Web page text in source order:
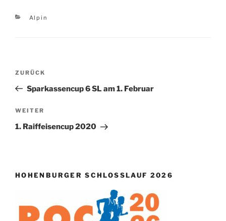
Kategorien
Alpin
Beitragsnavigation
Vorheriger
Beitrag
ZURÜCK
Sparkassencup 6 SL am 1. Februar
Nächster
Beitrag
WEITER
1. Raiffeisencup 2020
HOHENBURGER SCHLOSSLAUF 2026